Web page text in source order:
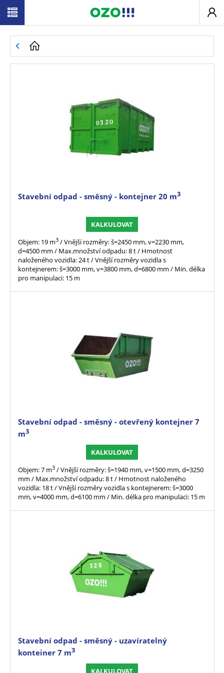
Stavební odpad - směsný - kontejner 20 m3
KALKULOVAT
Objem: 19 m3 / Vnější rozměry: š=2450 mm, v=2230 mm,
d=4500 mm / Max.množství odpadu: 8 t / Hmotnost
naloženého vozidla: 24 t / Vnější rozměry vozidla s
kontejnerem: š=3000 mm, v=3800 mm, d=6800 mm / Min. délka
pro manipulaci: 15 m
Stavební odpad - směsný - otevřený kontejner 7
m3
KALKULOVAT
Objem: 7 m3 / Vnější rozměry: š=1940 mm, v=1500 mm, d=3250
mm / Max.množství odpadu: 8 t / Hmotnost naloženého
vozidla: 18 t / Vnější rozměry vozidla s kontejnerem: š=3000
mm, v=4000 mm, d=6100 mm / Min. délka pro manipulaci: 15 m
Stavební odpad - směsný - uzavíratelný
kontejner 7 m3
KALKULOVAT